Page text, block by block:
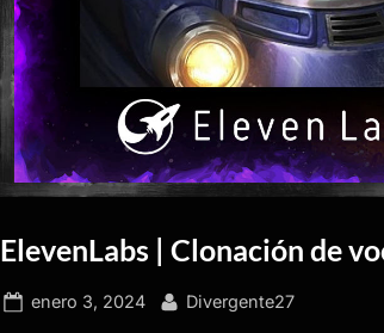
ElevenLabs | Clonación de
Publicado
enero 3, 2024 Por
Divergente27